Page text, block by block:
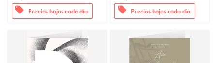
offers Precios bajos cada día offers Precios bajos cada día